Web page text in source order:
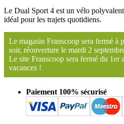
Le Dual Sport 4 est un vélo
idéal pour les trajets quotidiens.
Le magasin Franscoop sera fermé à
soir, réouverture le mardi 2
Le site Franscoop sera fermé du
vacances !
Paiement 100% sécurisé